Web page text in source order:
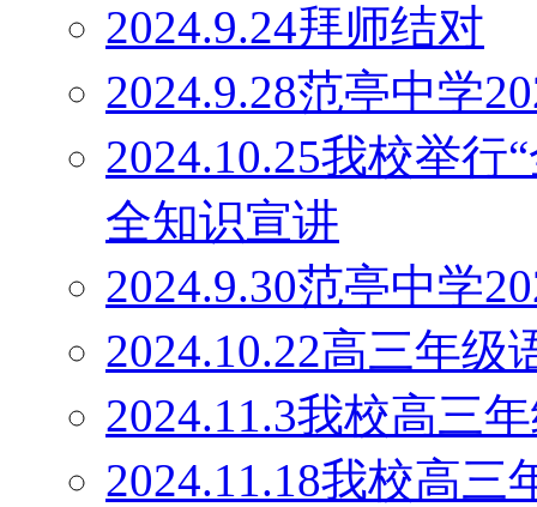
2024.9.24拜师结对
2024.9.28范亭中学
2024.10.25我校举行
全知识宣讲
2024.9.30范亭中学
2024.10.22高三年
2024.11.3我校高三
2024.11.18我校高三